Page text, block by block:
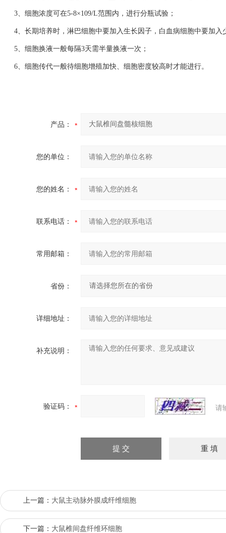
3、细胞浓度可在5-8×109/L范围内，进行分瓶试验；
4、长期培养时，淋巴细胞中要加入生长因子，白血病细胞中要加入
5、细胞换液一般每隔3天需半量换液一次；
6、细胞传代一般待细胞增殖加快、细胞密度较高时才能进行。
产品：
您的单位：
您的姓名：
联系电话：
常用邮箱：
省份：
详细地址：
补充说明：
验证码： 请
上一篇： 大鼠主动脉外膜成纤维细胞
下一篇： 大鼠椎间盘纤维环细胞